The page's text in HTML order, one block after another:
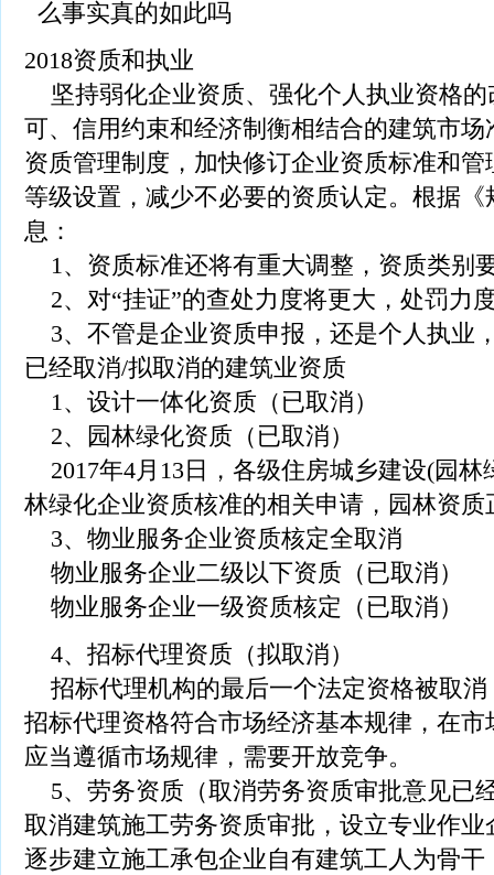
么事实真的如此吗
2018资质和执业
坚持弱化企业资质、强化个人执业资格
可、信用约束和经济制衡相结合的建筑市
资质管理制度，加快修订企业资质标准和
等级设置，减少不必要的资质认定。根据
息：
1、资质标准还将有重大调整，资质类别
2、对“挂证”的查处力度将更大，处罚力
3、不管是企业资质申报，还是个人执业
已经取消/拟取消的建筑业资质
1、设计一体化资质（已取消）
2、园林绿化资质（已取消）
2017年4月13日，各级住房城乡建设(园
林绿化企业资质核准的相关申请，园林资质
3、物业服务企业资质核定全取消
物业服务企业二级以下资质（已取消）
物业服务企业一级资质核定（已取消）
4、招标代理资质（拟取消）
招标代理机构的最后一个法定资格被取
招标代理资格符合市场经济基本规律，在
应当遵循市场规律，需要开放竞争。
5、劳务资质（取消劳务资质审批意见已
取消建筑施工劳务资质审批，设立专业作
逐步建立施工承包企业自有建筑工人为骨